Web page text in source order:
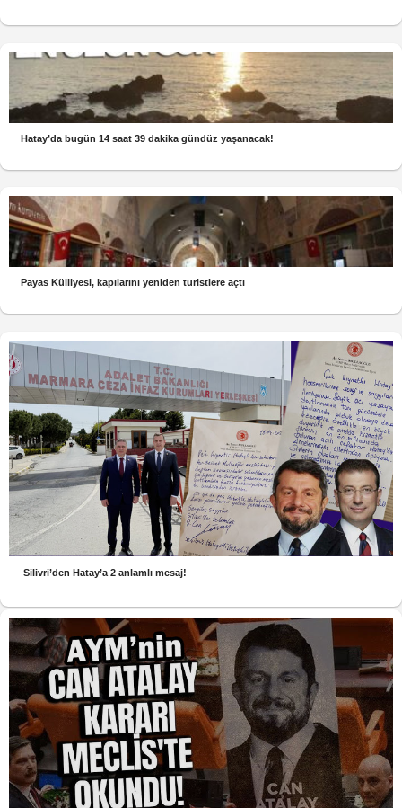
Hatay’da bugün 14 saat 39 dakika gündüz yaşanacak!
Payas Külliyesi, kapılarını yeniden turistlere açtı
Silivri’den Hatay’a 2 anlamlı mesaj!